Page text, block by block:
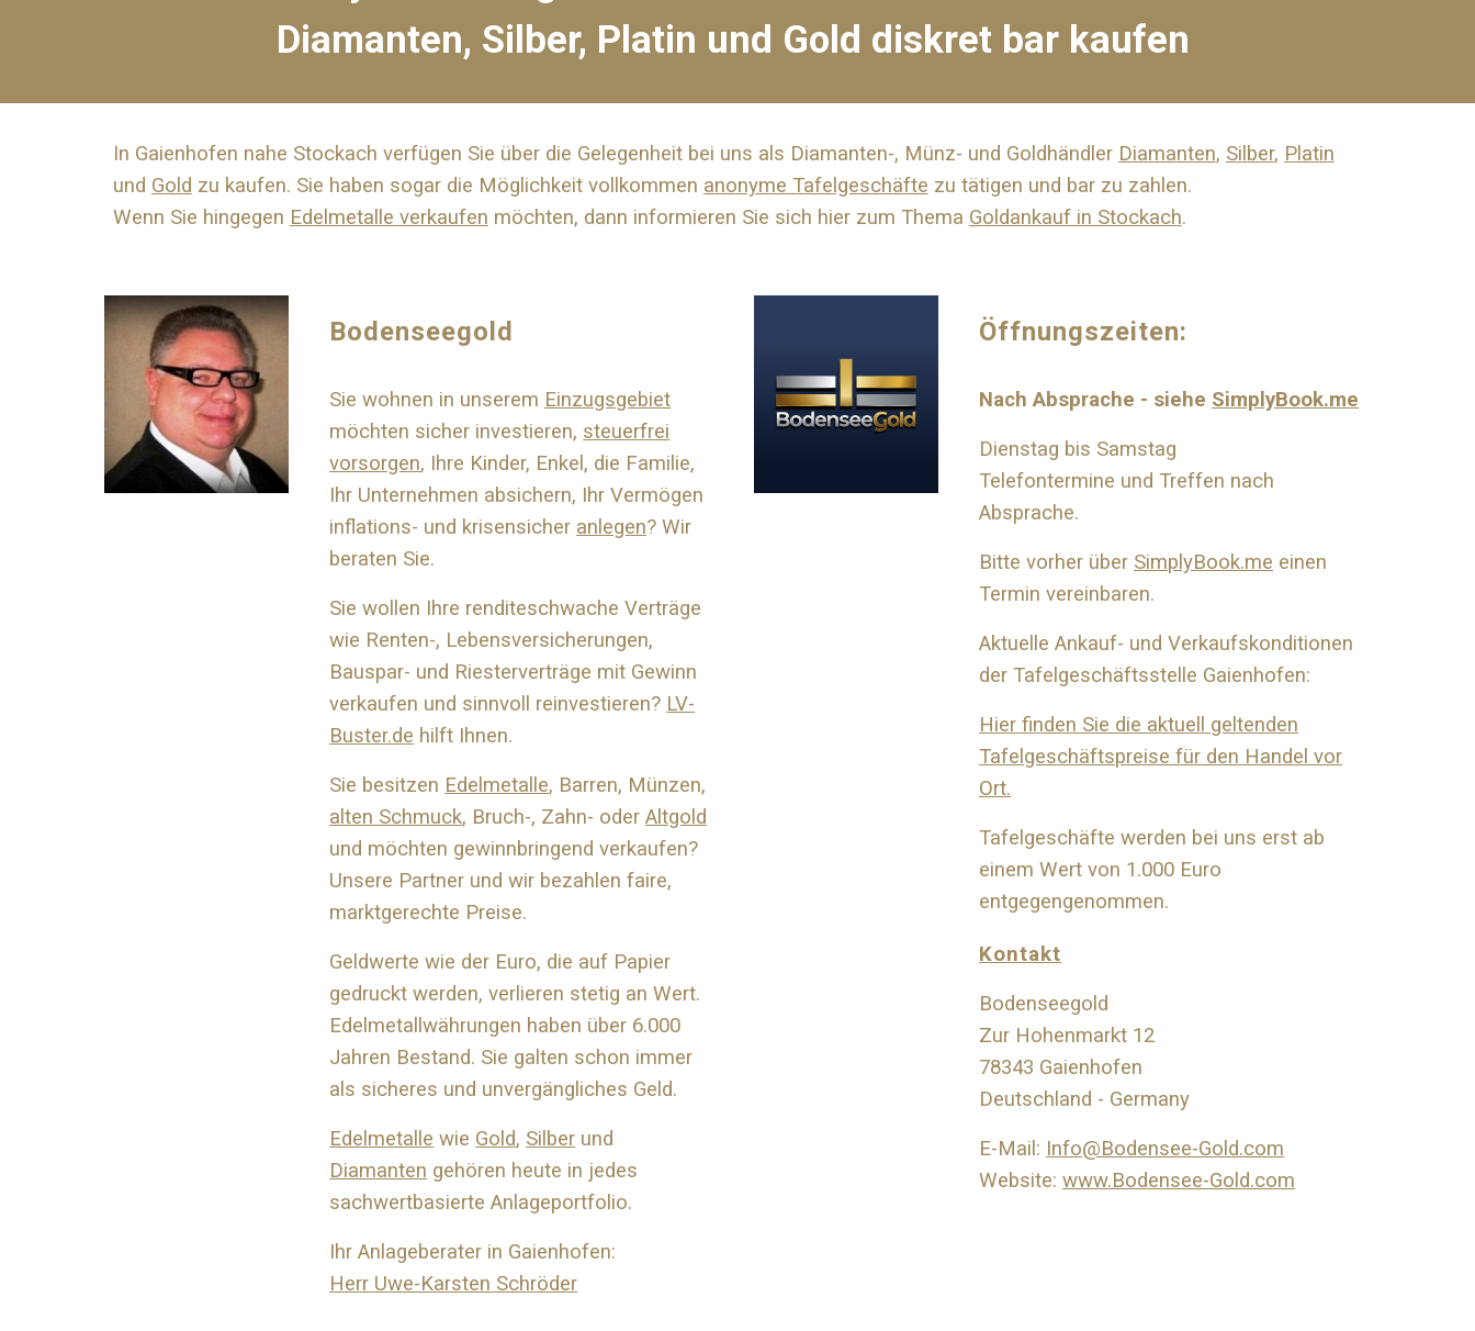
Diamanten, Silber, Platin und Gold diskret bar kaufen
In Gaienhofen nahe Stockach verfügen Sie über die Gelegenheit bei uns als Diamanten-, Münz- und Goldhändler Diamanten, Silber, Platin
und Gold zu kaufen. Sie haben sogar die Möglichkeit vollkommen anonyme Tafelgeschäfte zu tätigen und bar zu zahlen.
Wenn Sie hingegen Edelmetalle verkaufen möchten, dann informieren Sie sich hier zum Thema Goldankauf in Stockach.
Bodenseegold
Sie wohnen in unserem Einzugsgebiet
möchten sicher investieren, steuerfrei
vorsorgen, Ihre Kinder, Enkel, die Familie,
Ihr Unternehmen absichern, Ihr Vermögen
inflations- und krisensicher anlegen? Wir
beraten Sie.
Sie wollen Ihre renditeschwache Verträge
wie Renten-, Lebensversicherungen,
Bauspar- und Riesterverträge mit Gewinn
verkaufen und sinnvoll reinvestieren? LV-
Buster.de hilft Ihnen.
Sie besitzen Edelmetalle, Barren, Münzen,
alten Schmuck, Bruch-, Zahn- oderAltgold
und möchten gewinnbringend verkaufen?
Unsere Partner und wir bezahlen faire,
marktgerechte Preise.
Geldwerte wie der Euro, die auf Papier
gedruckt werden, verlieren stetig an Wert.
Edelmetallwährungen haben über 6.000
Jahren Bestand. Sie galten schon immer
als sicheres und unvergängliches Geld.
Edelmetalle wie Gold, Silber und
Diamanten gehören heute in jedes
sachwertbasierte Anlageportfolio.
Ihr Anlageberater in Gaienhofen:
Herr Uwe-Karsten Schröder
Öffnungszeiten:
Nach Absprache - siehe SimplyBook.me
Dienstag bis Samstag
Telefontermine und Treffen nach
Absprache.
Bitte vorher über SimplyBook.me einen
Termin vereinbaren.
Aktuelle Ankauf- und Verkaufskonditionen
der Tafelgeschäftsstelle Gaienhofen:
Hier finden Sie die aktuell geltenden
Tafelgeschäftspreise für den Handel vor
Ort.
Tafelgeschäfte werden bei uns erst ab
einem Wert von 1.000 Euro
entgegengenommen.
Kontakt
Bodenseegold
Zur Hohenmarkt 12
78343 Gaienhofen
Deutschland - Germany
E-Mail: Info@Bodensee-Gold.com
Website:www.Bodensee-Gold.com